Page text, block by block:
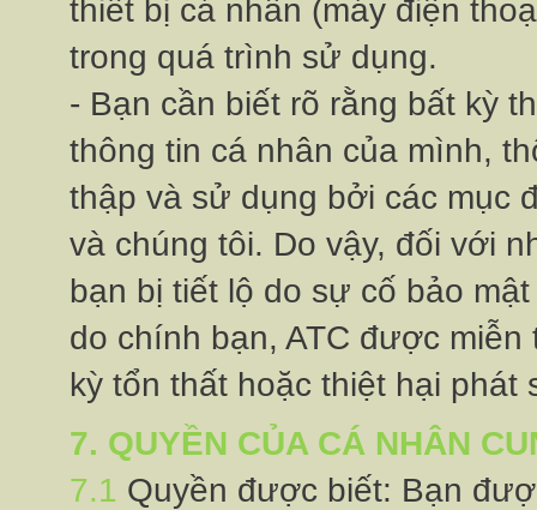
thiết bị cá nhân (máy điện
trong quá trình sử dụng.
- Bạn cần biết rõ rằng bất kỳ
thông tin cá nhân của mình,
thập và sử dụng bởi các mục
và chúng tôi. Do vậy, đối với
bạn bị tiết lộ do sự cố bảo
do chính bạn, ATC được
kỳ tổn thất hoặc thiệt hại phát
7. QUYỀN CỦA CÁ NHÂN
7.1 Quyền được biết: Bạn